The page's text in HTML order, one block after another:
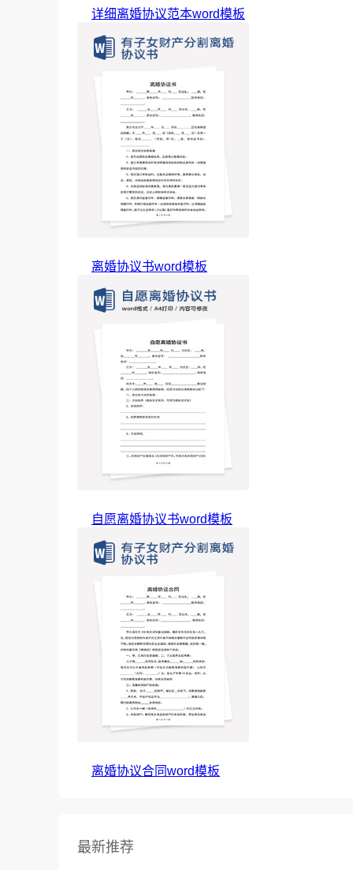
详细离婚协议范本word模板
离婚协议书word模板
自愿离婚协议书word模板
离婚协议合同word模板
最新推荐